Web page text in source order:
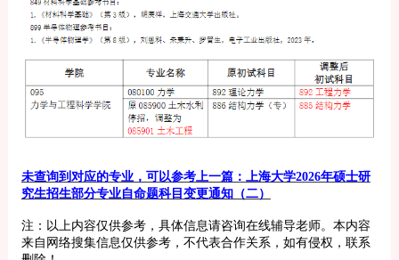
未查询到对应的专业，可以参考上一篇：
上海大学2026年硕士研
究生招生部分专业自命题科目变更通知（二）
注：以上内容仅供参考，具体信息请咨询在线辅导老师。本内容
来自网络搜集信息仅供参考，不代表合作关系，如有侵权，联系